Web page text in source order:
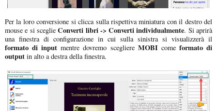
Per la loro conversione si clicca sulla rispettiva miniatura con il destro del
mouse e si sceglieConverti libri -> Converti individualmente. Si aprirà
una finestra di configurazione in cui sulla sinistra si visualizzerà il
formato di input mentre dovremo scegliereMOBIcome formato di
output in alto a destra della finestra.